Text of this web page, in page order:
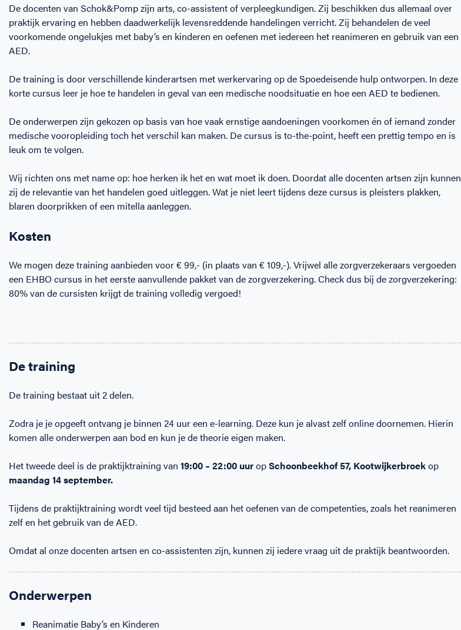
De docenten van Schok&Pomp zijn arts, co-assistent of verpleegkundigen. Zij beschikken dus allemaal over
praktijk ervaring en hebben daadwerkelijk levensreddende handelingen verricht. Zij behandelen de veel
voorkomende ongelukjes met baby’s en kinderen en oefenen met iedereen het reanimeren en gebruik van een
AED.
De training is door verschillende kinderartsen met werkervaring op de Spoedeisende hulp ontworpen. In deze
korte cursus leer je hoe te handelen in geval van een medische noodsituatie en hoe een AED te bedienen.
De onderwerpen zijn gekozen op basis van hoe vaak ernstige aandoeningen voorkomen én of iemand zonder
medische vooropleiding toch het verschil kan maken. De cursus is to-the-point, heeft een prettig tempo en is
leuk om te volgen.
Wij richten ons met name op: hoe herken ik het en wat moet ik doen. Doordat alle docenten artsen zijn kunnen
zij de relevantie van het handelen goed uitleggen. Wat je niet leert tijdens deze cursus is pleisters plakken,
blaren doorprikken of een mitella aanleggen.
Kosten
We mogen deze training aanbieden voor € 99,- (in plaats van € 109,-). Vrijwel alle zorgverzekeraars vergoeden
een EHBO cursus in het eerste aanvullende pakket van de zorgverzekering. Check dus bij de zorgverzekering:
80% van de cursisten krijgt de training volledig vergoed!
De training
De training bestaat uit 2 delen.
Zodra je je opgeeft ontvang je binnen 24 uur een e-learning. Deze kun je alvast zelf online doornemen. Hierin
komen alle onderwerpen aan bod en kun je de theorie eigen maken.
Het tweede deel is de praktijktraining van 19:00 – 22:00 uuropSchoonbeekhof 57, Kootwijkerbroekop
maandag 14 september.
Tijdens de praktijktraining wordt veel tijd besteed aan het oefenen van de competenties, zoals het reanimeren
zelf en het gebruik van de AED.
Omdat al onze docenten artsen en co-assistenten zijn, kunnen zij iedere vraag uit de praktijk beantwoorden.
Onderwerpen
Reanimatie Baby’s en Kinderen